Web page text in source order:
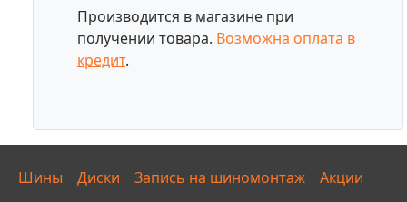
Производится в магазине при
получении товара. Возможна оплата в
кредит.
Шины Диски Запись на шиномонтаж
Акции